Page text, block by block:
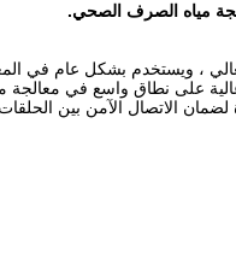
، ويستخدم بشكل عام في
على نطاق واسع في
الاتصال الآمن بين